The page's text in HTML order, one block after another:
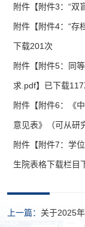
附件【附件3：“双
附件【附件4：“存
下载201 次
附件【附件5：同
求.pdf】已下载117
附件【附件6：《
意见表》（可从研
附件【附件7：学
生院表格下载栏目
上一篇： 关于2025